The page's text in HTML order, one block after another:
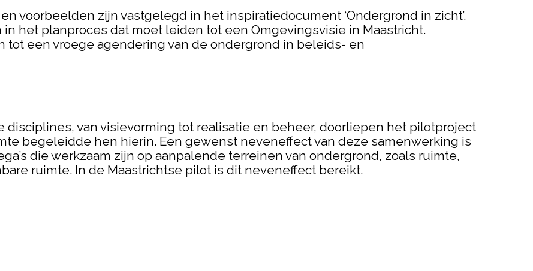
voorbeelden zijn vastgelegd in het inspiratiedocument ‘Ondergrond in zicht’.
het planproces dat moet leiden tot een Omgevingsvisie in Maastricht.
tot een vroege agendering van de ondergrond in beleids- en
van visievorming tot realisatie en beheer, doorliepen het pilotproject
begeleidde hen hierin. Een gewenst neveneffect van deze samenwerking is
die werkzaam zijn op aanpalende terreinen van ondergrond, zoals ruimte,
ruimte. In de Maastrichtse pilot is dit neveneffect bereikt.